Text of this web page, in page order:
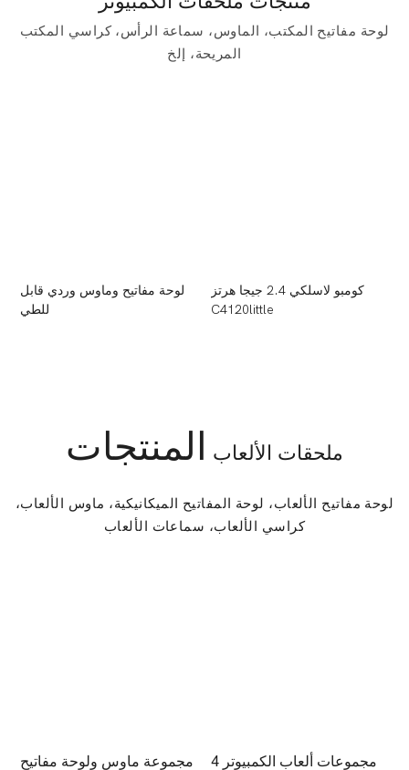
لوحة مفاتيح المكتب، الماوس، سماعة الرأس، كراسي المكتب
المريحة، إلخ
لوحة مفاتيح وماوس وردي قابل
للطي
كومبو لاسلكي 2.4 جيجا هرتز
C4120little
ملحقات الألعاب المنتجات
لوحة مفاتيح الألعاب، لوحة المفاتيح الميكانيكية، ماوس الألعاب،
كراسي الألعاب، سماعات الألعاب
مجموعة ماوس ولوحة مفاتيح
مجموعات ألعاب الكمبيوتر 4